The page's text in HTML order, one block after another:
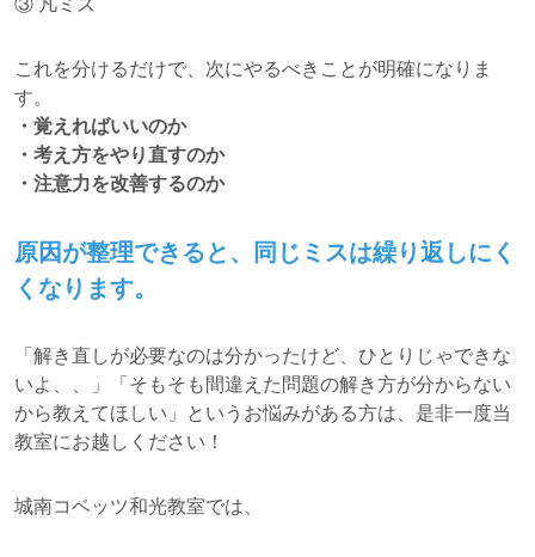
③ 凡ミス
これを分けるだけで、次にやるべきことが明確になりま
す。
・覚えればいいのか
・考え方をやり直すのか
・注意力を改善するのか
原因が整理できると、同じミスは繰り返しにく
くなります。
「解き直しが必要なのは分かったけど、ひとりじゃできな
いよ、、」「そもそも間違えた問題の解き方が分からない
から教えてほしい」というお悩みがある方は、是非一度当
教室にお越しください！
城南コベッツ和光教室では、